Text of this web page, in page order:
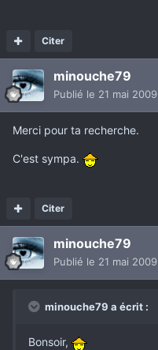
Citer
minouche79
Publié le 21 mai 2009
Merci pour ta recherche.
C'est sympa.
Citer
minouche79
Publié le 21 mai 2009
minouche79 a écrit :
Bonsoir,